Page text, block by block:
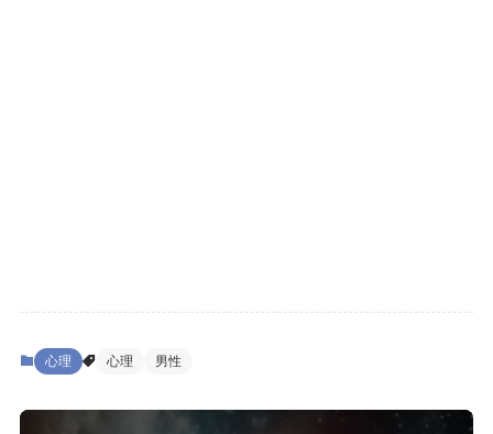
心理 心理 男性